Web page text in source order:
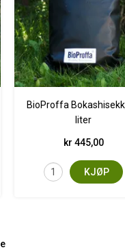
BioProffa
liter
kr 445,00
KJØP